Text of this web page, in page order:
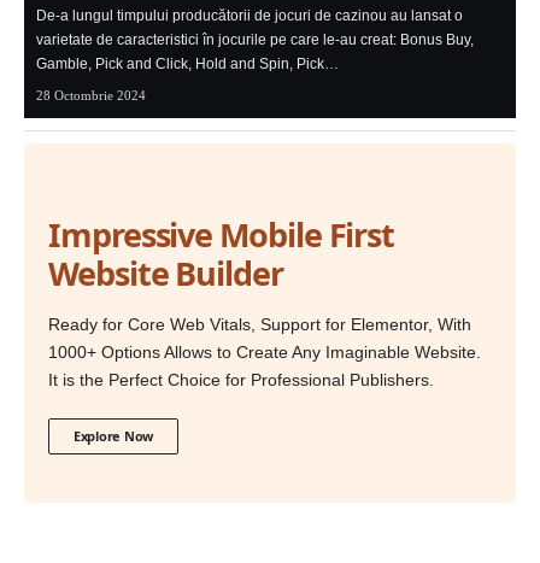
De-a lungul timpului producătorii de jocuri de cazinou au lansat o
varietate de caracteristici în jocurile pe care le-au creat: Bonus Buy,
Gamble, Pick and Click, Hold and Spin, Pick…
28 Octombrie 2024
Impressive Mobile First
Website Builder
Ready for Core Web Vitals, Support for Elementor, With
1000+ Options Allows to Create Any Imaginable Website.
It is the Perfect Choice for Professional Publishers.
Explore Now